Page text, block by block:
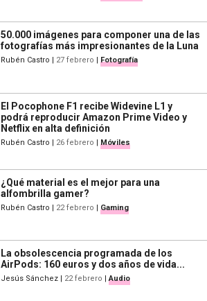
50.000 imágenes para componer una de las
fotografías más impresionantes de la Luna
Rubén Castro | 27 febrero | Fotografía
El Pocophone F1 recibe Widevine L1 y
podrá reproducir Amazon Prime Video y
Netflix en alta definición
Rubén Castro | 26 febrero | Móviles
¿Qué material es el mejor para una
alfombrilla gamer?
Rubén Castro | 22 febrero | Gaming
La obsolescencia programada de los
AirPods: 160 euros y dos años de vida...
Jesús Sánchez 22 febrero |Audio